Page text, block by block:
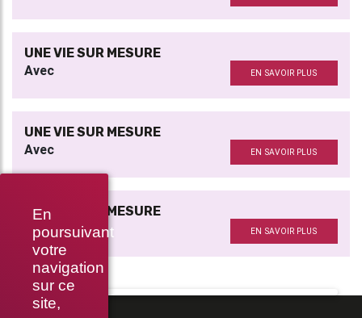
En
poursuivant
votre
navigation
sur ce
site,
UNE VIE SUR MESURE
Avec EN SAVOIR PLUS
UNE VIE SUR MESURE
Avec EN SAVOIR PLUS
UNE VIE SUR MESURE
Avec EN SAVOIR PLUS